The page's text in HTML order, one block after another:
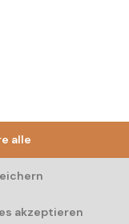
alle
akzeptieren